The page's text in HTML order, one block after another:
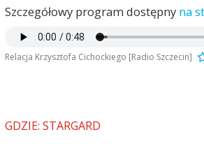
Szczegółowy program dostępny na
Relacja Krzysztofa Cichockiego [Radio Szczecin]
GDZIE: STARGARD